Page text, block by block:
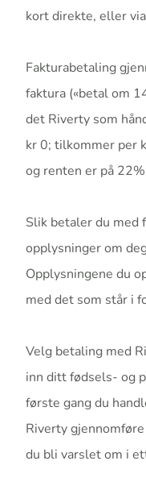
kort direkte, eller
Fakturabetaling
faktura («betal om
det Riverty som
kr 0; tilkommer per
og renten er på
Slik betaler du med
opplysninger om
Opplysningene du
med det som står i
Velg betaling med
inn ditt fødsels- og
første gang du
Riverty
du bli varslet om i